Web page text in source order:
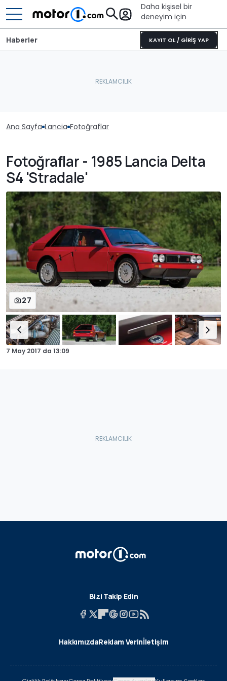
Daha kişisel bir
deneyim için
KAYIT OL / GİRİŞ YAP
Haberler
Ana Sayfa Lancia Fotoğraflar
Fotoğraflar - 1985 Lancia Delta
S4 'Stradale'
27
7 May 2017 da 13:09
Bizi Takip Edin
HakkımızdaReklam Verinİletişim